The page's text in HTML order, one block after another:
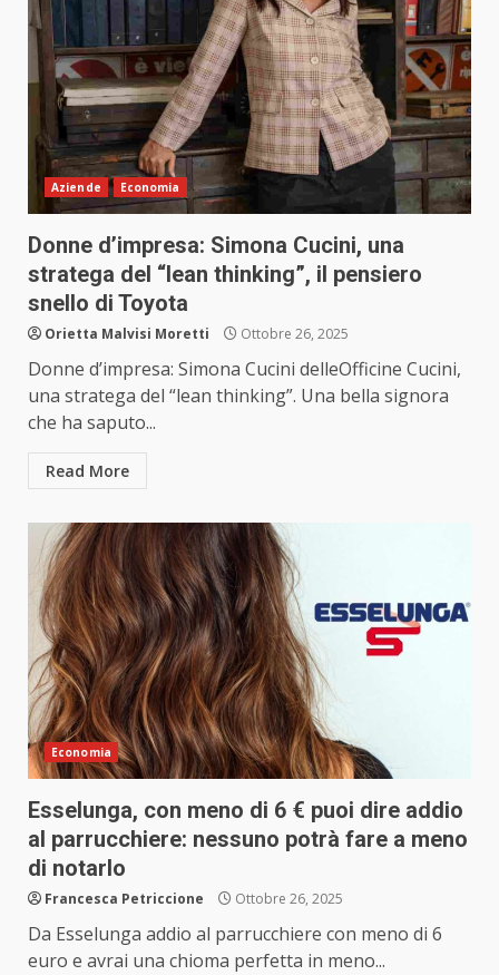
Aziende Economia
Donne d’impresa: Simona Cucini, una
stratega del “lean thinking”, il pensiero
snello di Toyota
Orietta Malvisi Moretti Ottobre 26, 2025
Donne d’impresa: Simona Cucini delleOfficine Cucini,
una stratega del “lean thinking”. Una bella signora
che ha saputo...
Read More
Economia
Esselunga, con meno di 6 € puoi dire addio
al parrucchiere: nessuno potrà fare a meno
di notarlo
Francesca Petriccione Ottobre 26, 2025
Da Esselunga addio al parrucchiere con meno di 6
euro e avrai una chioma perfetta in meno...